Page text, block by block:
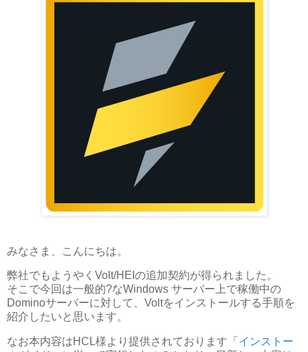
みなさま、こんにちは。
弊社でもようやくVolt/HEIの追加契約が得られました。
そこで今回は一般的?なWindows サーバー上で稼働中の
Dominoサーバーに対して、Voltをインストールする手順を
紹介したいと思います。
なお本内容はHCL様より提供されております「 インストー